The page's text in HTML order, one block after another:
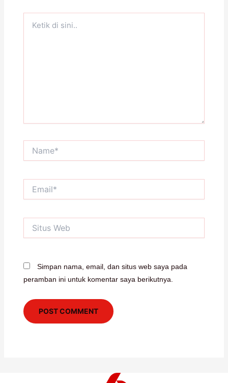
Web
Simpan nama, email, dan situs web saya pada
peramban ini untuk komentar saya berikutnya.